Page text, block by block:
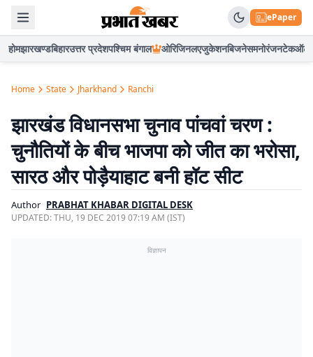
ePaper
होमझारखण्डबिहारउत्तर प्रदेशपश्चिम बंगाल ओरिजिनलएजुकेशनबिजनेसमनोरंजनटेकऑटो
Home State Jharkhand Ranchi
झारखंड विधानसभा चुनाव पांचवां चरण :
चुनौतियों के बीच भाजपा को जीत का भरोसा,
सारठ और पोड़ैयाहाट बनी हॉट सीट
Author PRABHAT KHABAR DIGITAL DESK
UPDATED:THU, 19 DEC 2019 07:19 AM (IST)
विज्ञापन